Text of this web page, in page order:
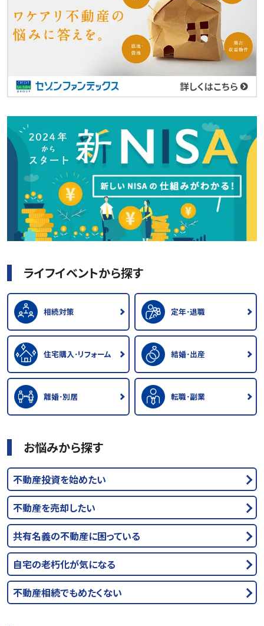
ライフイベントから探す
相続対策 定年･退職
住宅購入･リフォーム 結婚･出産
離婚･別居 転職･副業
お悩みから探す
不動産投資を始めたい
不動産を売却したい
共有名義の不動産に困っている
自宅の老朽化が気になる
不動産相続でもめたくない